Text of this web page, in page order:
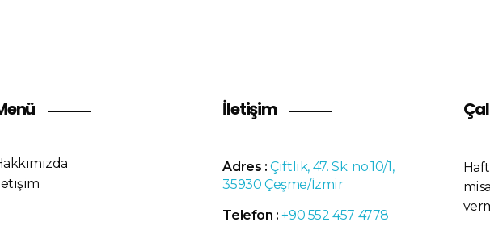
İletişim
Adres : Çiftlik, 47. Sk. no:10/1,
35930 Çeşme/İzmir
Telefon : +90 552 457 4778